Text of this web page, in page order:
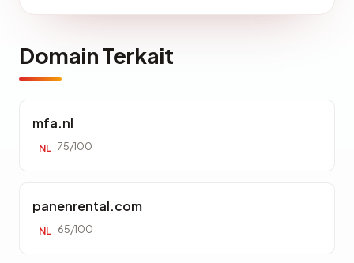
Domain Terkait
mfa.nl
NL 75/100
panenrental.com
NL 65/100